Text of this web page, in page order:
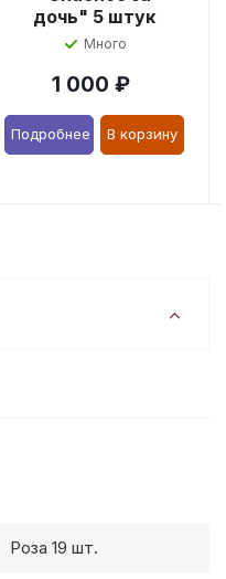
дочь" 5 штук
Много
1 000 ₽
Подробнее В корзину
Роза 19 шт.